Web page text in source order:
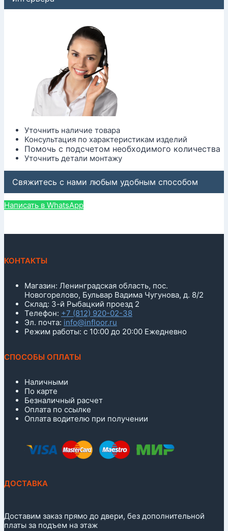
Уточнить наличие товара
Консультация по характеристикам изделий
Помочь с подсчетом необходимого количества
Уточнить детали монтажу
Свяжитесь с нами любым удобным способом
Написать в WhatsApp
КОНТАКТЫ
Магазин: Ленинградская область, пос.
Новогорелово, Бульвар Вадима Чугунова, д. 8/2
Склад: 3-й Рыбацкий проезд 2
Телефон: +7 (812) 920-02-38
Эл. почта: info@infloor.ru
Режим работы: с 10:00 до 20:00 Ежедневно
СПОСОБЫ ОПЛАТЫ
Наличными
По карте
Безналичный расчет
Оплата по ссылке
Оплата водителю при получении
ДОСТАВКА
Доставим заказ прямо до двери, без дополнительной
платы за подъем на этаж